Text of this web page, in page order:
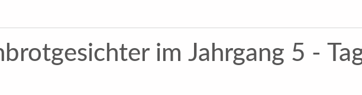
im Jahrgang 5 -